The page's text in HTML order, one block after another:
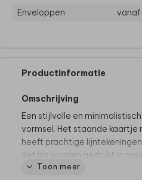
Enveloppen
vanaf
Productinformatie
Omschrijving
Een stijlvolle en
vormsel. Het staande kaartje
heeft prachtige
details worden gedrukt in
Toon meer